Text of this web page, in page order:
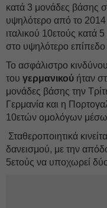
κατά 3 μονάδες βάσης
υψηλότερο από το
ιταλικού 10ετούς
στο υψηλότερο
Το ασφάλιστρο κινδύνου
του γερμανικού ήταν
μονάδες βάσης την
Γερμανία και η
10ετών ομολόγων
Σταθεροποιητικά
δανεισμού, με την
5ετούς να υποχωρεί